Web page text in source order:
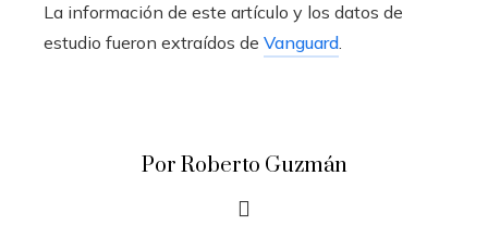
La información de este artículo y los datos de
estudio fueron extraídos de Vanguard.
Por Roberto Guzmán